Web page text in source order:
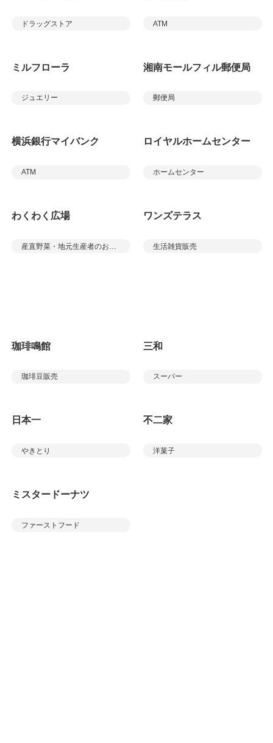
ドラッグストア ATM
ミルフローラ
ジュエリー
湘南モールフィル郵便局
郵便局
横浜銀行マイバンク
ATM
ロイヤルホームセンター
ホームセンター
わくわく広場 ワンズテラス
生活雑貨販売
珈琲鳴館
珈琲豆販売
三和
スーパー
日本一
やきとり
不二家
洋菓子
ミスタードーナツ
ファーストフード